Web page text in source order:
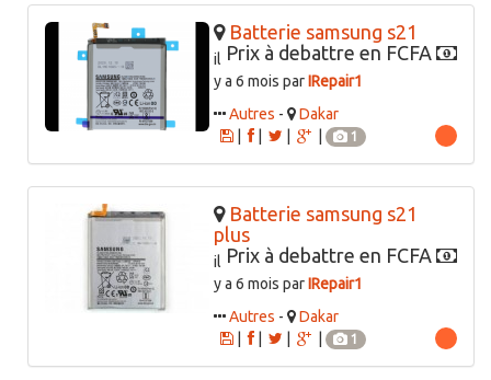
Batterie samsung s21
Prix à debattre en FCFA
il
y a 6 mois parIRepair1
Autres -
Dakar
|
1
Batterie samsung s21
plus
Prix à debattre en FCFA
il
y a 6 mois parIRepair1
Autres -
Dakar
|
1